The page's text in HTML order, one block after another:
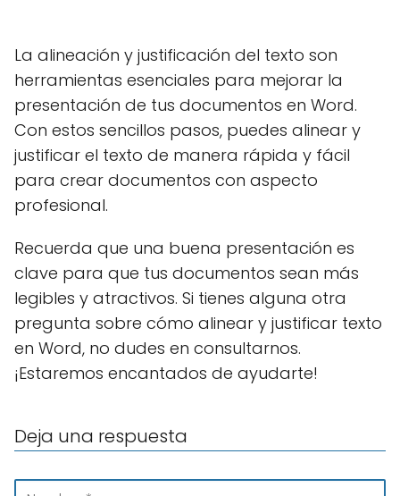
La alineación y justificación del texto son
herramientas esenciales para mejorar la
presentación de tus documentos en Word.
Con estos sencillos pasos, puedes alinear y
justificar el texto de manera rápida y fácil
para crear documentos con aspecto
profesional.
Recuerda que una buena presentación es
clave para que tus documentos sean más
legibles y atractivos. Si tienes alguna otra
pregunta sobre cómo alinear y justificar texto
en Word, no dudes en consultarnos.
¡Estaremos encantados de ayudarte!
Deja una respuesta